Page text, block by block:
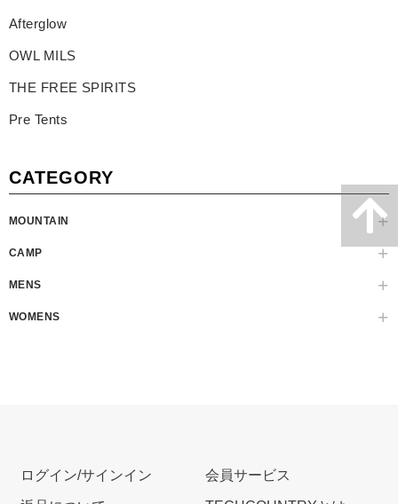
Afterglow
OWL MILS
THE FREE SPIRITS
Pre Tents
CATEGORY
MOUNTAIN
CAMP
MENS
WOMENS
ログイン/サインイン 会員サービス